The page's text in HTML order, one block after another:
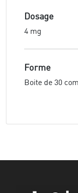
Dosage
4 mg
Forme
Boite de 30